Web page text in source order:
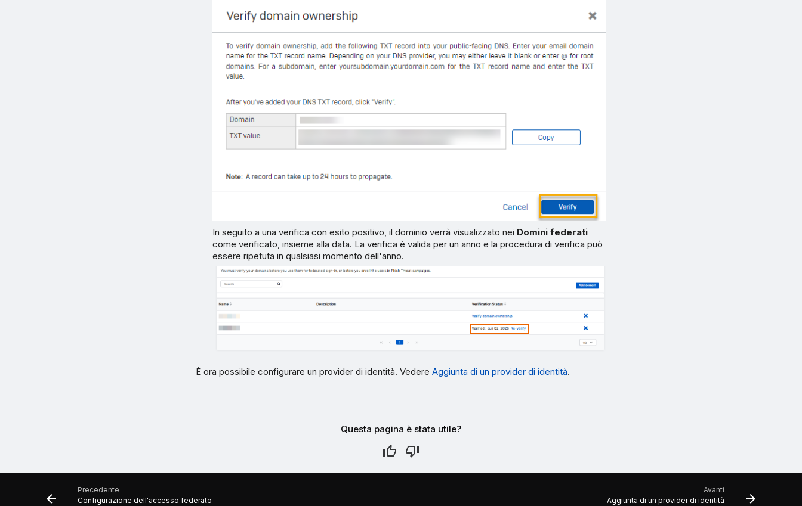
In seguito a una verifica con esito positivo, il dominio verrà visualizzato nei Domini federati
come verificato, insieme alla data. La verifica è valida per un anno e la procedura di verifica può
essere ripetuta in qualsiasi momento dell'anno.
È ora possibile configurare un provider di identità. Vedere Aggiunta di un provider di identità.
Questa pagina è stata utile?
Precedente
Configurazione dell'accesso federato
Avanti
Aggiunta di un provider di identità